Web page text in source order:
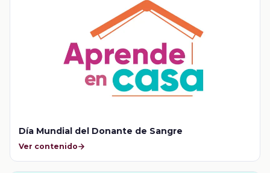
Día Mundial del Donante de Sangre
Ver contenido